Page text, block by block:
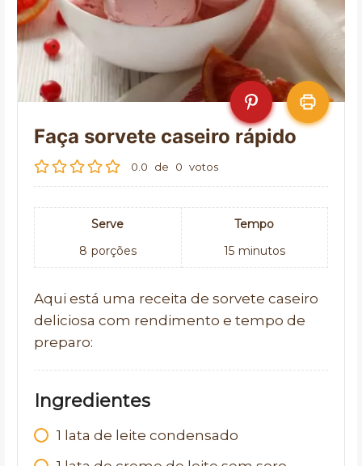
Faça sorvete caseiro rápido
0.0 de 0 votos
Serve
8 porções
Tempo
15 minutos
Aqui está uma receita de sorvete caseiro
deliciosa com rendimento e tempo de
preparo:
Ingredientes
1 lata de leite condensado